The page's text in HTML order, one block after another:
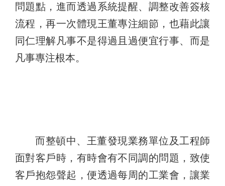
問題點，進而透過系統提醒、調整改善簽核
流程，再一次體現王董專注細節，也藉此讓
同仁理解凡事不是得過且過便宜行事、而是
凡事專注根本。
而整頓中、王董發現業務單位及工程師
面對客戶時，有時會有不同調的問題，致使
客戶抱怨聲起，便透過每周的工業會，讓業